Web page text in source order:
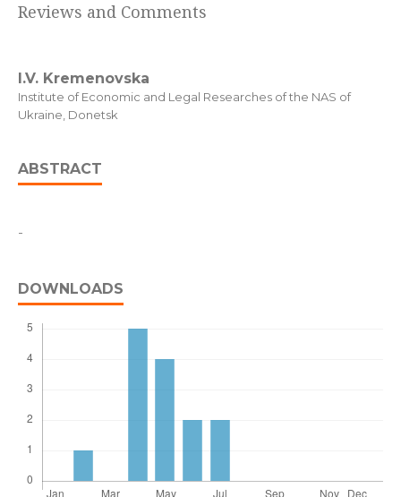
Reviews and Comments
I.V. Kremenovska
Institute of Economic and Legal Researches of the NAS of
Ukraine, Donetsk
ABSTRACT
-
DOWNLOADS